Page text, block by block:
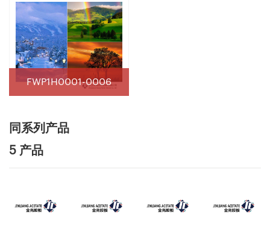
FWP1H0001-0006
同系列产品
5 产品